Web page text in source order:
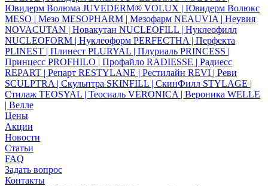
Ювидерм Волюма JUVEDERM® VOLUX | Ювидерм Волюкс
MESO | Мезо MESOPHARM | Мезофарм NEAUVIA | Неувия
NOVACUTAN | Новакутан NUCLEOFILL | Нуклеофилл
NUCLEOFORM | Нуклеоформ PERFECTHA | Перфекта
PLINEST | Плинест PLURYAL | Плуриаль PRINCESS |
Принцесс PROFHILO | Профайло RADIESSE | Радиесс
REPART | Репарт RESTYLANE | Рестилайн REVI | Реви
SCULPTRA | Скульптра SKINFILL | СкинФилл STYLAGE |
Стилаж TEOSYAL | Теосиаль VERONICA | Вероника WELLE
| Велле
Цены
Акции
Новости
Статьи
FAQ
Задать вопрос
Контакты